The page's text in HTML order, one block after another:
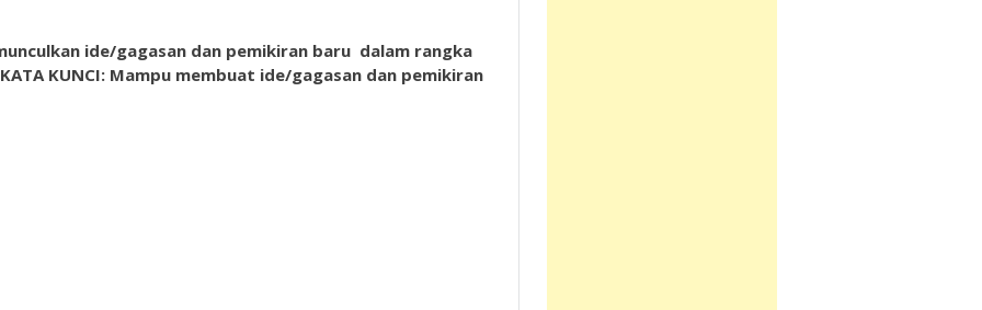
ide/gagasan dan pemikiran baru dalam rangka
KATA KUNCI: Mampu membuat ide/gagasan dan pemikiran